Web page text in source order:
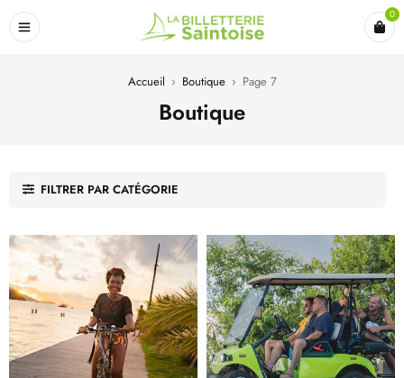
0
Accueil › Boutique › Page 7
Boutique
FILTRER PAR CATÉGORIE